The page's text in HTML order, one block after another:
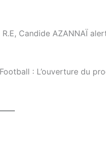
Candide AZANNAÏ
: L’ouverture du